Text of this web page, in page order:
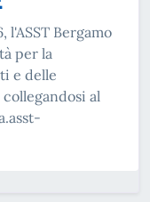
l'ASST Bergamo
per la
e delle
al